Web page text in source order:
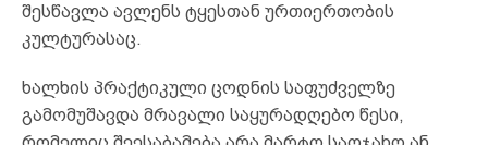
შესწავლა ავლენს ტყესთან ურთიერთობის
კულტურასაც.
ხალხის პრაქტიკული ცოდნის საფუძველზე
გამომუშავდა მრავალი საყურადღებო წესი,